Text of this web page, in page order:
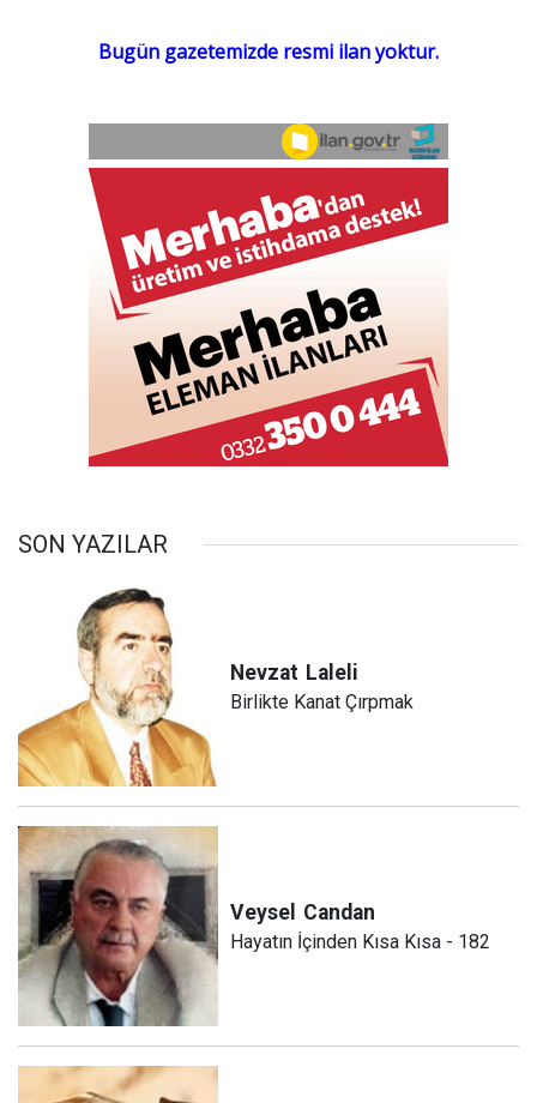
SON YAZILAR
Nevzat Laleli
Birlikte Kanat Çırpmak
Veysel Candan
Hayatın İçinden Kısa Kısa - 182